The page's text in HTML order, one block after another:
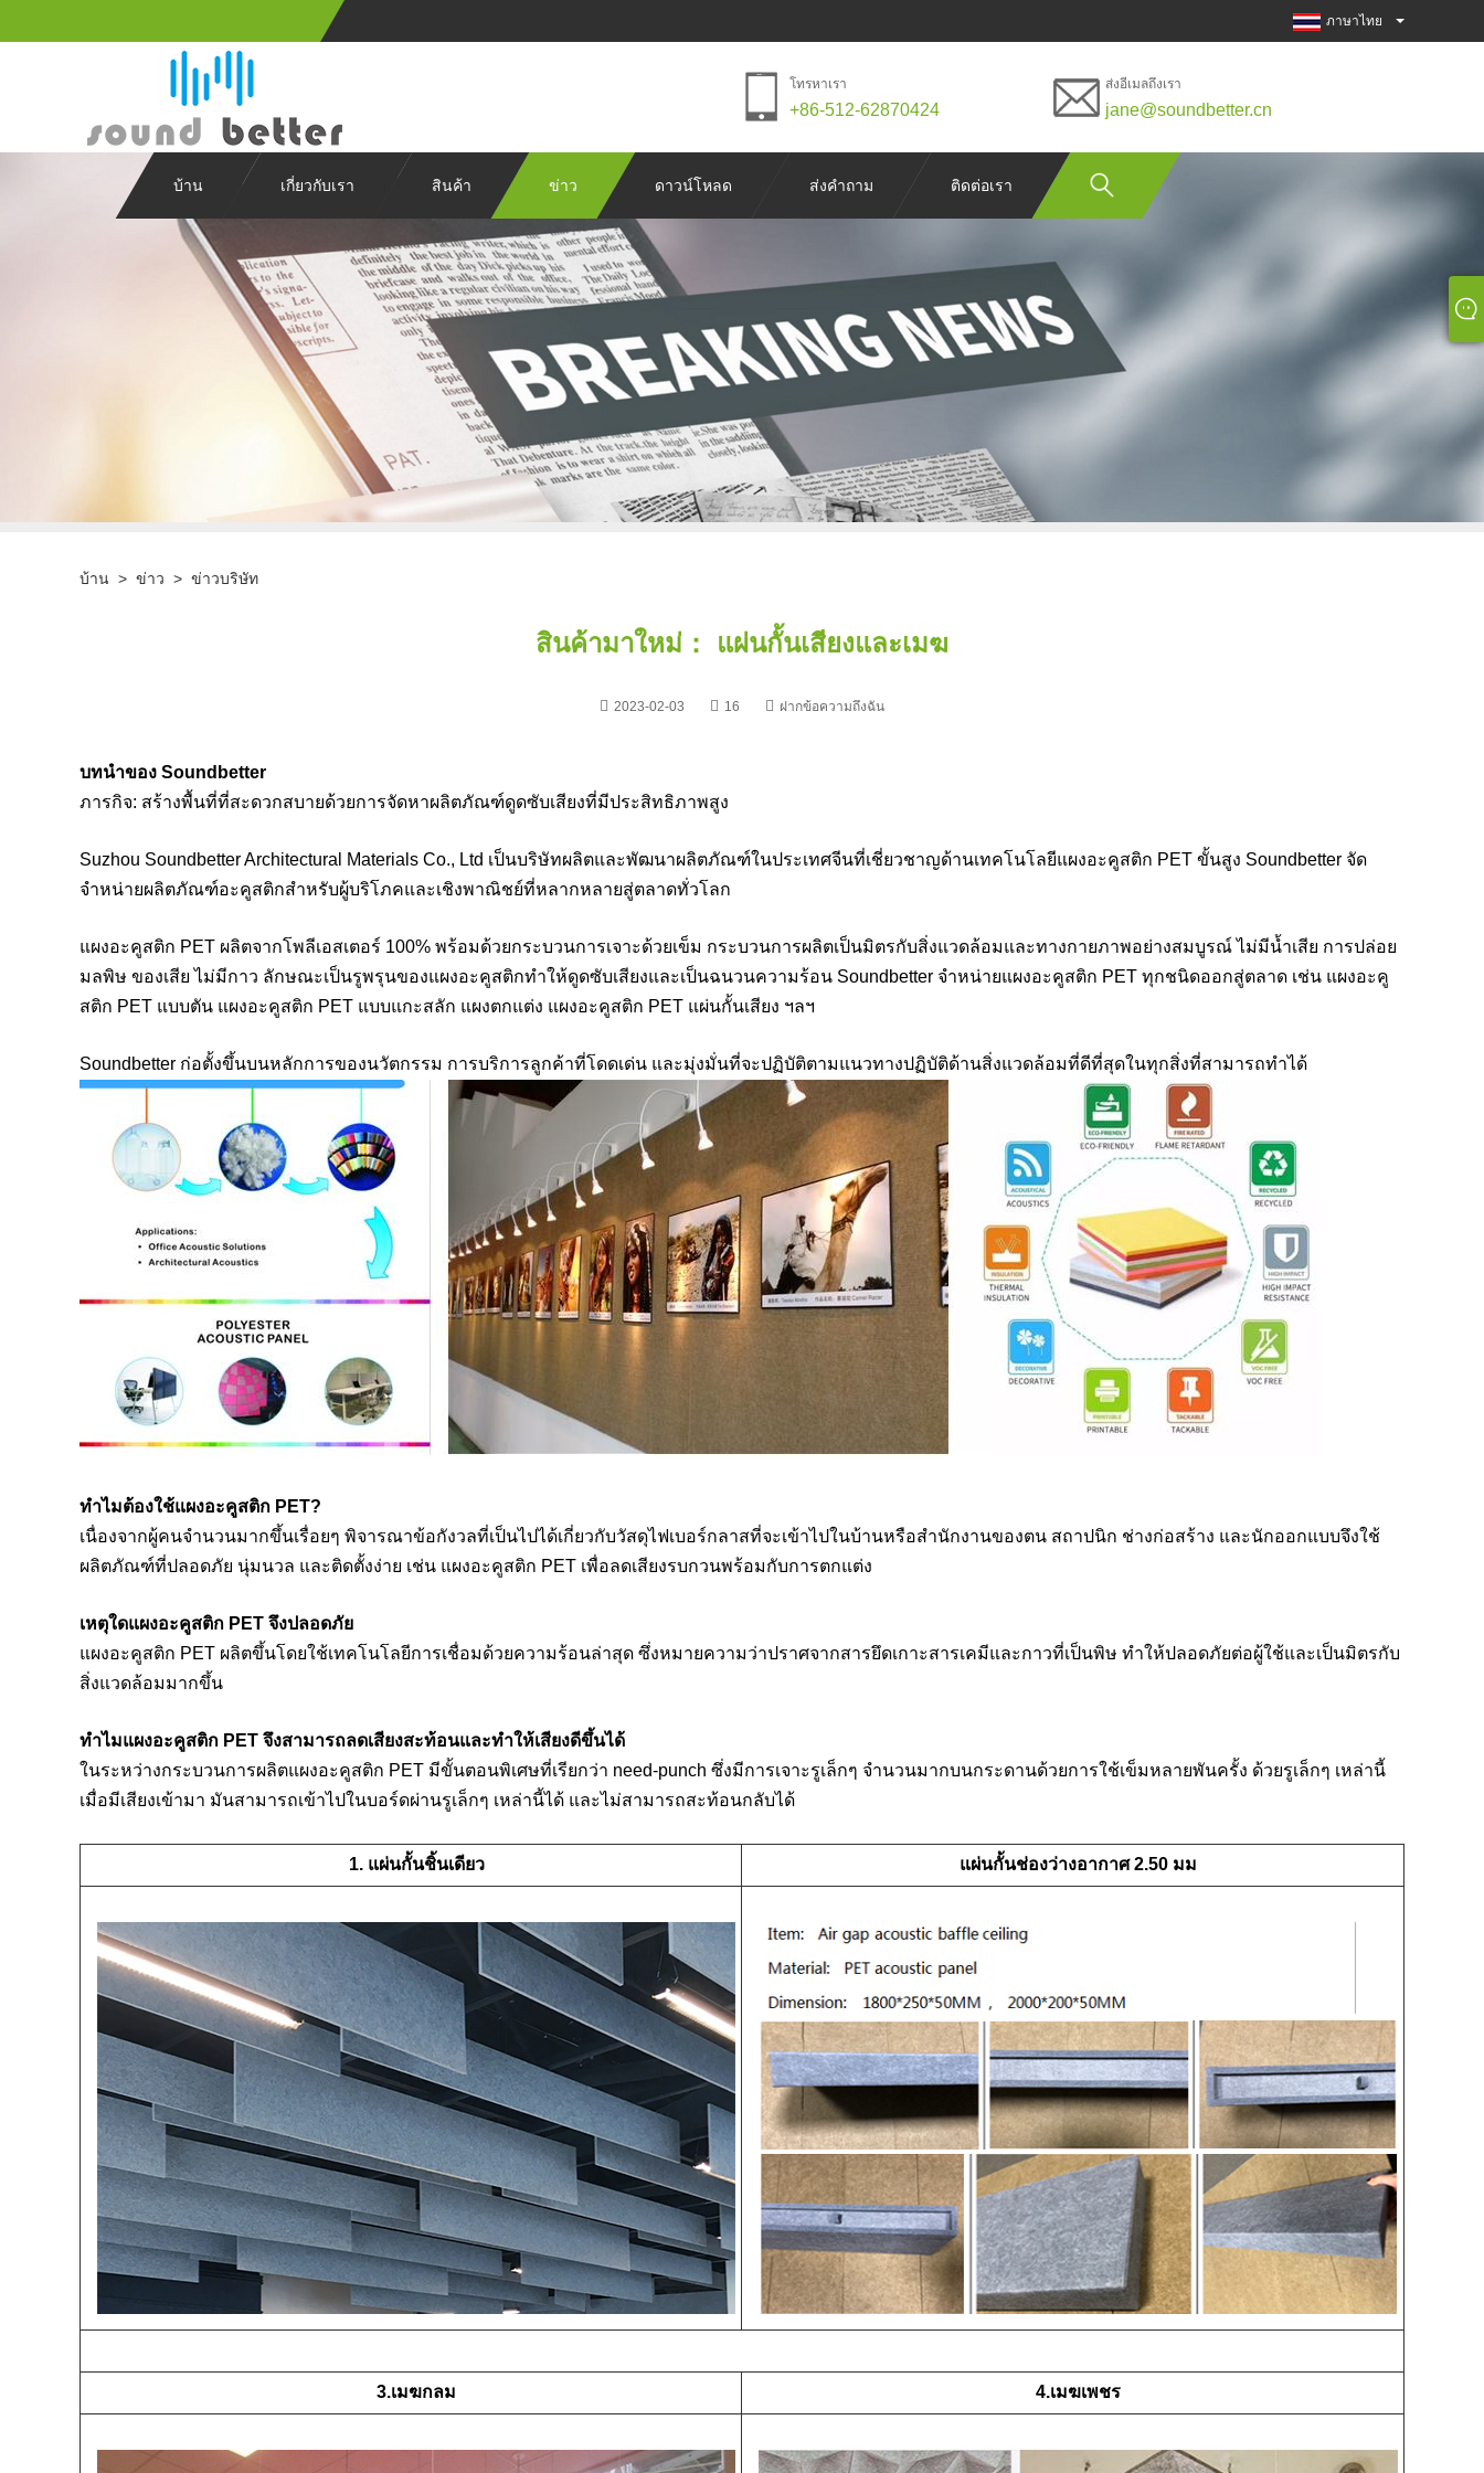
ภาษาไทย
โทรหาเรา
+86-512-62870424
ส่งอีเมลถึงเรา
jane@soundbetter.cn
บ้าน เกี่ยวกับเรา สินค้า ข่าว ดาวน์โหลด ส่งคำถาม ติดต่อเรา
บ้าน > ข่าว > ข่าวบริษัท
สินค้ามาใหม่： แผ่นกั้นเสียงและเมฆ
2023-02-03 16 ฝากข้อความถึงฉัน
บทนำของ Soundbetter
ภารกิจ: สร้างพื้นที่ที่สะดวกสบายด้วยการจัดหาผลิตภัณฑ์ดูดซับเสียงที่มีประสิทธิภาพสูง
Suzhou Soundbetter Architectural Materials Co., Ltd เป็นบริษัทผลิตและพัฒนาผลิตภัณฑ์ในประเทศจีนที่เชี่ยวชาญด้านเทคโนโลยีแผงอะคูสติก PET ขั้นสูง Soundbetter จัด
จำหน่ายผลิตภัณฑ์อะคูสติกสำหรับผู้บริโภคและเชิงพาณิชย์ที่หลากหลายสู่ตลาดทั่วโลก
แผงอะคูสติก PET ผลิตจากโพลีเอสเตอร์ 100% พร้อมด้วยกระบวนการเจาะด้วยเข็ม กระบวนการผลิตเป็นมิตรกับสิ่งแวดล้อมและทางกายภาพอย่างสมบูรณ์ ไม่มีน้ำเสีย การปล่อย
มลพิษ ของเสีย ไม่มีกาว ลักษณะเป็นรูพรุนของแผงอะคูสติกทำให้ดูดซับเสียงและเป็นฉนวนความร้อน Soundbetter จำหน่ายแผงอะคูสติก PET ทุกชนิดออกสู่ตลาด เช่น แผงอะคู
สติก PET แบบตัน แผงอะคูสติก PET แบบแกะสลัก แผงตกแต่ง แผงอะคูสติก PET แผ่นกั้นเสียง ฯลฯ
Soundbetter ก่อตั้งขึ้นบนหลักการของนวัตกรรม การบริการลูกค้าที่โดดเด่น และมุ่งมั่นที่จะปฏิบัติตามแนวทางปฏิบัติด้านสิ่งแวดล้อมที่ดีที่สุดในทุกสิ่งที่สามารถทำได้
ทำไมต้องใช้แผงอะคูสติก PET?
เนื่องจากผู้คนจำนวนมากขึ้นเรื่อยๆ พิจารณาข้อกังวลที่เป็นไปได้เกี่ยวกับวัสดุไฟเบอร์กลาสที่จะเข้าไปในบ้านหรือสำนักงานของตน สถาปนิก ช่างก่อสร้าง และนักออกแบบจึงใช้
ผลิตภัณฑ์ที่ปลอดภัย นุ่มนวล และติดตั้งง่าย เช่น แผงอะคูสติก PET เพื่อลดเสียงรบกวนพร้อมกับการตกแต่ง
เหตุใดแผงอะคูสติก PET จึงปลอดภัย
แผงอะคูสติก PET ผลิตขึ้นโดยใช้เทคโนโลยีการเชื่อมด้วยความร้อนล่าสุด ซึ่งหมายความว่าปราศจากสารยึดเกาะสารเคมีและกาวที่เป็นพิษ ทำให้ปลอดภัยต่อผู้ใช้และเป็นมิตรกับ
สิ่งแวดล้อมมากขึ้น
ทำไมแผงอะคูสติก PET จึงสามารถลดเสียงสะท้อนและทำให้เสียงดีขึ้นได้
ในระหว่างกระบวนการผลิตแผงอะคูสติก PET มีขั้นตอนพิเศษที่เรียกว่า need-punch ซึ่งมีการเจาะรูเล็กๆ จำนวนมากบนกระดานด้วยการใช้เข็มหลายพันครั้ง ด้วยรูเล็กๆ เหล่านี้
เมื่อมีเสียงเข้ามา มันสามารถเข้าไปในบอร์ดผ่านรูเล็กๆ เหล่านี้ได้ และไม่สามารถสะท้อนกลับได้
1. แผ่นกั้นชิ้นเดียว แผ่นกั้นช่องว่างอากาศ 2.50 มม
3.เมฆกลม 4.เมฆเพชร